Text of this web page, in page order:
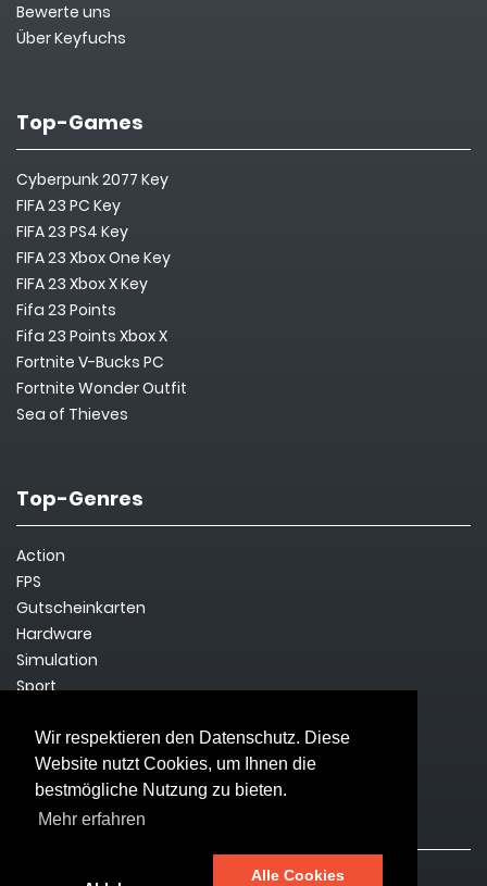
Wir respektieren den Datenschutz. Diese
Website nutzt Cookies, um Ihnen die
bestmögliche Nutzung zu bieten.
Mehr erfahren
Alle Cookies
Bewerte uns
Über Keyfuchs
Top-Games
Cyberpunk 2077 Key
FIFA 23 PC Key
FIFA 23 PS4 Key
FIFA 23 Xbox One Key
FIFA 23 Xbox X Key
Fifa 23 Points
Fifa 23 Points Xbox X
Fortnite V-Bucks PC
Fortnite Wonder Outfit
Sea of Thieves
Top-Genres
Action
FPS
Gutscheinkarten
Hardware
Simulation
Sport
Survival
Rechtliches
Impressum